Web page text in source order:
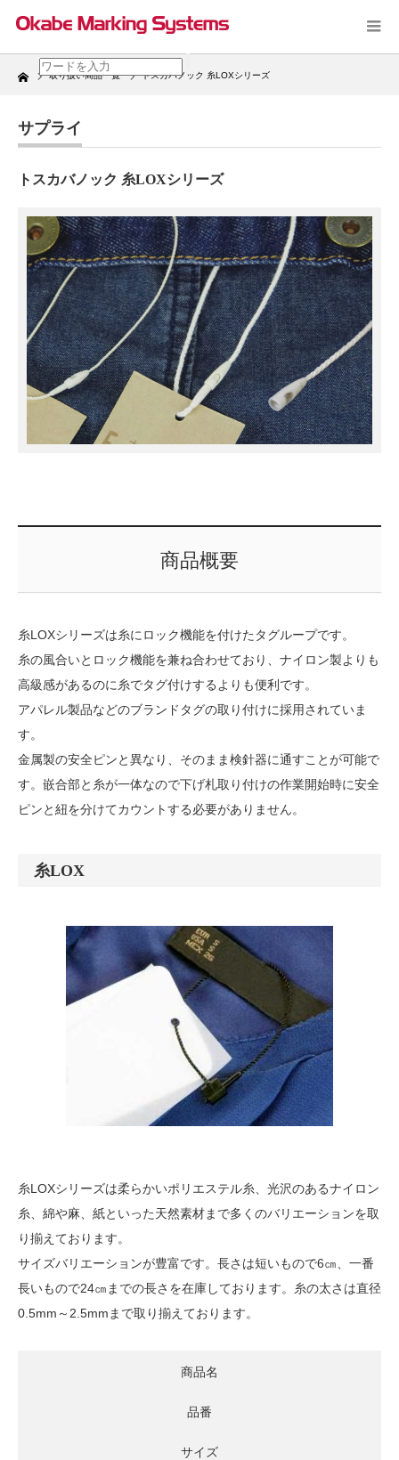
Home 取り扱い商品一覧 トスカバノック 糸LOXシリーズ
サプライ
トスカバノック 糸LOXシリーズ
商品概要
糸LOXシリーズは糸にロック機能を付けたタグループです。
糸の風合いとロック機能を兼ね合わせており、ナイロン製よりも
高級感があるのに糸でタグ付けするよりも便利です。
アパレル製品などのブランドタグの取り付けに採用されていま
す。
金属製の安全ピンと異なり、そのまま検針器に通すことが可能で
す。嵌合部と糸が一体なので下げ札取り付けの作業開始時に安全
ピンと紐を分けてカウントする必要がありません。
糸LOX
糸LOXシリーズは柔らかいポリエステル糸、光沢のあるナイロン
糸、綿や麻、紙といった天然素材まで多くのバリエーションを取
り揃えております。
サイズバリエーションが豊富です。長さは短いもので6㎝、一番
長いもので24㎝までの長さを在庫しております。糸の太さは直径
0.5mm～2.5mmまで取り揃えております。
商品名
品番
サイズ